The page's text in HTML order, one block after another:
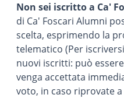
Non sei iscritto a Ca'
di Ca' Foscari Alumni
scelta, esprimendo la
telematico (Per
nuovi iscritti: può
venga accettata
voto, in caso riprovate